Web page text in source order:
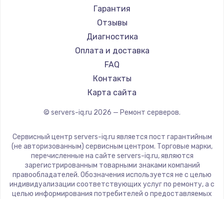
Ремонт разъема питания
1330 руб.
Заказать
Замена видеокарты
2100 руб.
Заказать
3000 руб.
Заказать
Замена материнской платы
Гарантия
Отзывы
Диагностика
Оплата и доставка
FAQ
Контакты
Карта сайта
© servers-iq.ru 2026 — Ремонт серверов.
Сервисный центр servers-iq.ru является пост гарантийным
(не авторизованным) сервисным центром. Торговые марки,
перечисленные на сайте servers-iq.ru, являются
зарегистрированным товарными знаками компаний
правообладателей. Обозначения используется не с целью
индивидуализации соответствующих услуг по ремонту, а с
целью информирования потребителей о предоставляемых